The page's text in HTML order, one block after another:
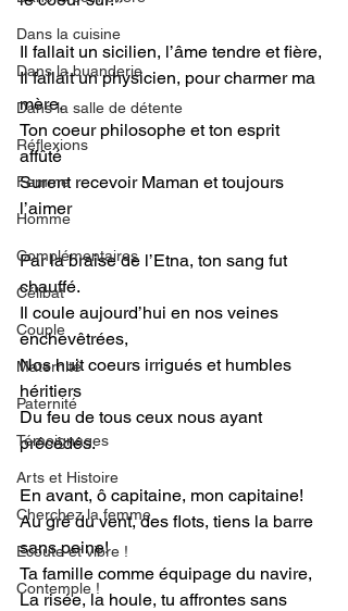
Dans la cuisine
Dans la buanderie
Dans la salle de détente
Réflexions
Femme
Homme
Complémentaires
Célibat
Couple
Maternité
Paternité
Témoignages
Arts et Histoire
Cherchez la femme
Ecoute et vibre !
Contemple !
Il fallait un sicilien, l’âme tendre et fière,
Il fallait un physicien, pour charmer ma
mère.
Ton coeur philosophe et ton esprit
affûté
Surent recevoir Maman et toujours
l’aimer
Par la braise de l’Etna, ton sang fut
chauffé.
Il coule aujourd’hui en nos veines
enchevêtrées,
Nos huit coeurs irrigués et humbles
héritiers
Du feu de tous ceux nous ayant
précédés.
En avant, ô capitaine, mon capitaine!
Au gré du vent, des flots, tiens la barre
sans peine!
Ta famille comme équipage du navire,
La risée, la houle, tu affrontes sans